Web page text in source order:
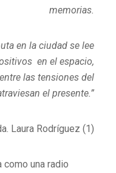
memorias.
en la ciudad se lee
en el espacio,
las tensiones del
el presente.”
Laura Rodríguez (1)
como una radio